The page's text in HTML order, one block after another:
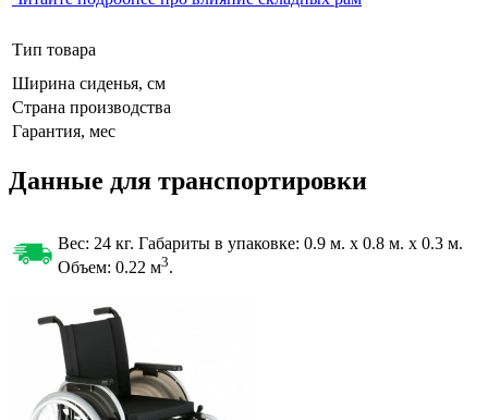
Тип товара
Ширина сиденья, см
Страна производства
Гарантия, мес
Данные для транспортировки
Вес: 24 кг. Габариты в упаковке: 0.9 м. x 0.8 м. x 0.3 м.
Объем: 0.22 м3.